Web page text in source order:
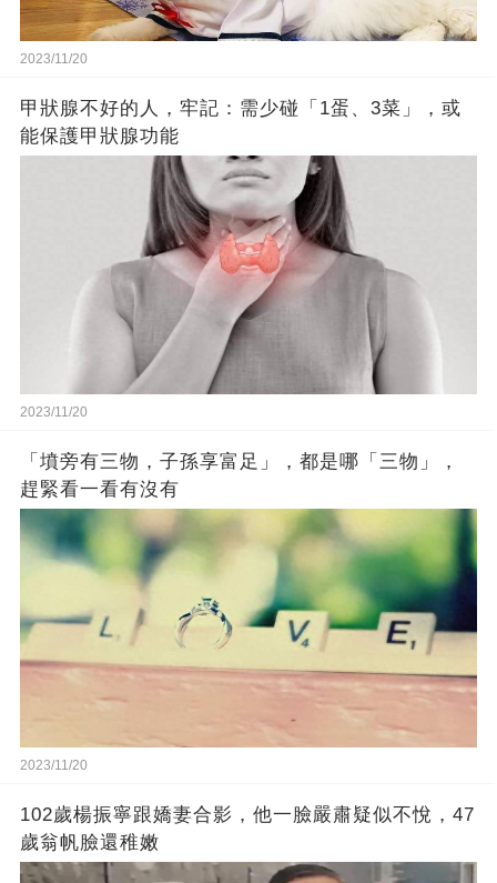
2023/11/20
甲狀腺不好的人，牢記：需少碰「1蛋、3菜」，或
能保護甲狀腺功能
2023/11/20
「墳旁有三物，子孫享富足」，都是哪「三物」，
趕緊看一看有沒有
2023/11/20
102歲楊振寧跟嬌妻合影，他一臉嚴肅疑似不悅，47
歲翁帆臉還稚嫩